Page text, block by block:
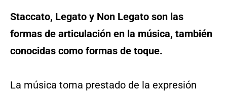
Staccato, Legato y Non Legato son las
formas de articulación en la música, también
conocidas como formas de toque.
La música toma prestado de la expresión